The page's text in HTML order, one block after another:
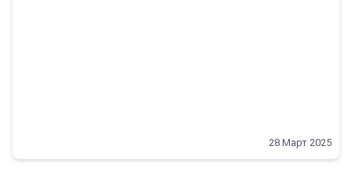
28 Март 2025